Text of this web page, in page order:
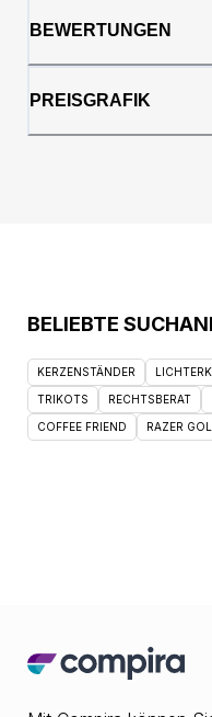
BEWERTUNGEN
PREISGRAFIK
BELIEBTE
KERZENSTÄNDER
TRIKOTS RECHTSBERAT
COFFEE FRIEND RAZER